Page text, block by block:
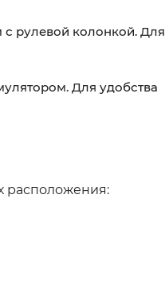
рулевой колонкой. Для
Для удобства
расположения: